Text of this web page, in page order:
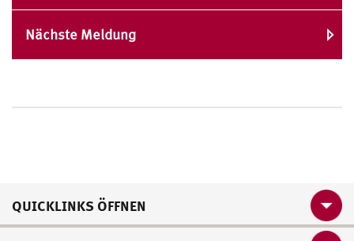
Nächste Meldung
QUICKLINKS ÖFFNEN